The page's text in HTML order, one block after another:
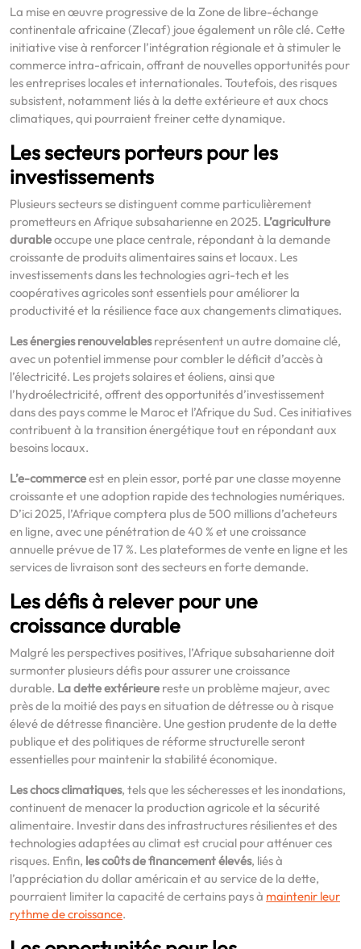
La mise en œuvre progressive de la Zone de libre-échange
continentale africaine (Zlecaf) joue également un rôle clé. Cette
initiative vise à renforcer l’intégration régionale et à stimuler le
commerce intra-africain, offrant de nouvelles opportunités pour
les entreprises locales et internationales. Toutefois, des risques
subsistent, notamment liés à la dette extérieure et aux chocs
climatiques, qui pourraient freiner cette dynamique.
Les secteurs porteurs pour les
investissements
Plusieurs secteurs se distinguent comme particulièrement
prometteurs en Afrique subsaharienne en 2025. L’agriculture
durableoccupe une place centrale, répondant à la demande
croissante de produits alimentaires sains et locaux. Les
investissements dans les technologies agri-tech et les
coopératives agricoles sont essentiels pour améliorer la
productivité et la résilience face aux changements climatiques.
Les énergies renouvelablesreprésentent un autre domaine clé,
avec un potentiel immense pour combler le déficit d’accès à
l’électricité. Les projets solaires et éoliens, ainsi que
l’hydroélectricité, offrent des opportunités d’investissement
dans des pays comme le Maroc et l’Afrique du Sud. Ces initiatives
contribuent à la transition énergétique tout en répondant aux
besoins locaux.
L’e-commerceest en plein essor, porté par une classe moyenne
croissante et une adoption rapide des technologies numériques.
D’ici 2025, l’Afrique comptera plus de 500 millions d’acheteurs
en ligne, avec une pénétration de 40 % et une croissance
annuelle prévue de 17 %. Les plateformes de vente en ligne et les
services de livraison sont des secteurs en forte demande.
Les défis à relever pour une
croissance durable
Malgré les perspectives positives, l’Afrique subsaharienne doit
surmonter plusieurs défis pour assurer une croissance
durable. La dette extérieure reste un problème majeur, avec
près de la moitié des pays en situation de détresse ou à risque
élevé de détresse financière. Une gestion prudente de la dette
publique et des politiques de réforme structurelle seront
essentielles pour maintenir la stabilité économique.
Les chocs climatiques, tels que les sécheresses et les inondations,
continuent de menacer la production agricole et la sécurité
alimentaire. Investir dans des infrastructures résilientes et des
technologies adaptées au climat est crucial pour atténuer ces
risques. Enfin, les coûts de financement élevés, liés à
l’appréciation du dollar américain et au service de la dette,
pourraient limiter la capacité de certains pays à maintenir leur
rythme de croissance.